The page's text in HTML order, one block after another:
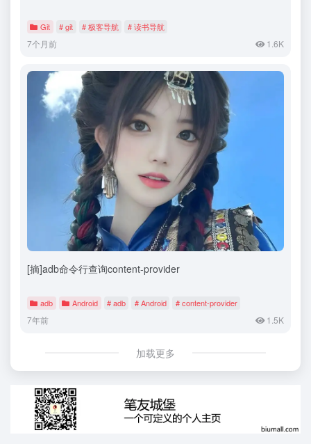
Git # git # 极客导航 # 读书导航
7个月前 1.6K
[摘]adb命令行查询content-provider
adb Android # adb # Android # content-provider
7年前 1.5K
加载更多